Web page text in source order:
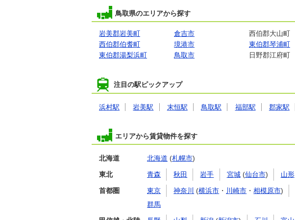
鳥取県のエリアから探す
岩美郡岩美町 倉吉市 西伯郡大山町
西伯郡伯耆町
境港市 東伯郡琴浦町
東伯郡湯梨浜町
鳥取市 日野郡江府町
注目の駅ピックアップ
浜村駅 岩美駅 末恒駅 鳥取駅 福部駅 郡家駅
エリアから賃貸物件を探す
北海道 北海道 (札幌市)
東北 青森 秋田 岩手 宮城(仙台市) 山形
首都圏 東京 神奈川 (横浜市 ・ 川崎市 ・相模原市)
群馬